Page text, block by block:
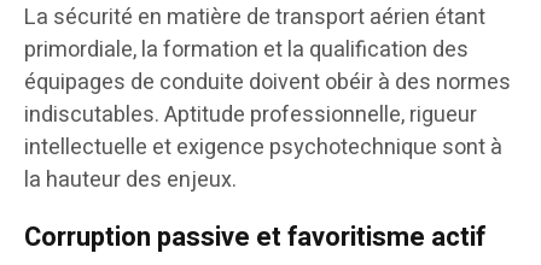
La sécurité en matière de transport aérien étant
primordiale, la formation et la qualification des
équipages de conduite doivent obéir à des normes
indiscutables. Aptitude professionnelle, rigueur
intellectuelle et exigence psychotechnique sont à
la hauteur des enjeux.
Corruption passive et favoritisme actif